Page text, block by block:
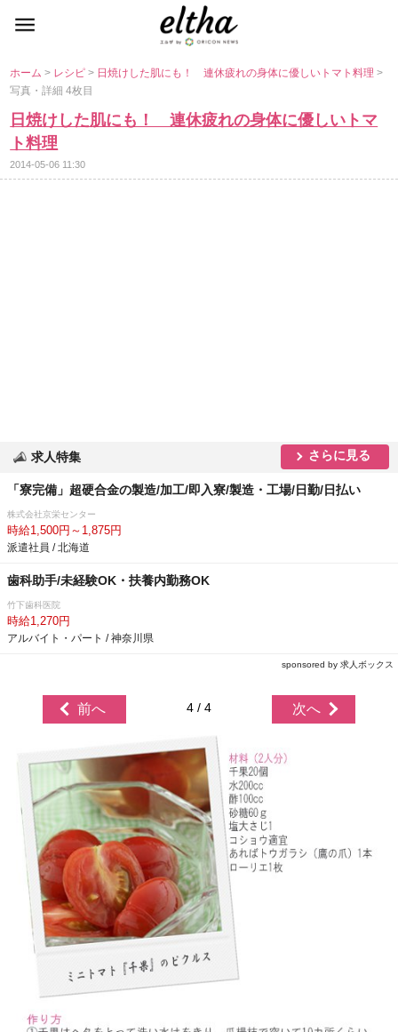
ホーム> レシピ> 日焼けした肌にも！ 連休疲れの身体に優しいトマト料理>
写真・詳細 4枚目
日焼けした肌にも！ 連休疲れの身体に優しいトマ
ト料理
2014-05-06 11:30
求人特集 さらに見る
「寮完備」超硬合金の製造/加工/即入寮/製造・工場/日勤/日払い
株式会社京栄センター
時給1,500円～1,875円
派遣社員 / 北海道
歯科助手/未経験OK・扶養内勤務OK
竹下歯科医院
時給1,270円
アルバイト・パート / 神奈川県
sponsored by 求人ボックス
前へ 4 / 4 次へ